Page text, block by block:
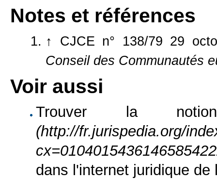
Notes et références
↑
CJCE n° 138/79 29
Conseil des Communautés
Voir aussi
Trouver la
dans l'internet juridique de